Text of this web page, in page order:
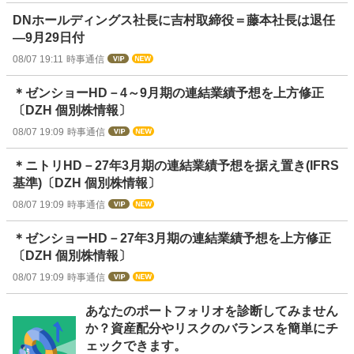
DNホールディングス社長に吉村取締役＝藤本社長は退任
―9月29日付
08/07 19:11 時事通信
＊ゼンショーHD－4～9月期の連結業績予想を上方修正
〔DZH 個別株情報〕
08/07 19:09 時事通信
＊ニトリHD－27年3月期の連結業績予想を据え置き(IFRS
基準)〔DZH 個別株情報〕
08/07 19:09 時事通信
＊ゼンショーHD－27年3月期の連結業績予想を上方修正
〔DZH 個別株情報〕
08/07 19:09 時事通信
あなたのポートフォリオを診断してみません
か？資産配分やリスクのバランスを簡単にチ
ェックできます。